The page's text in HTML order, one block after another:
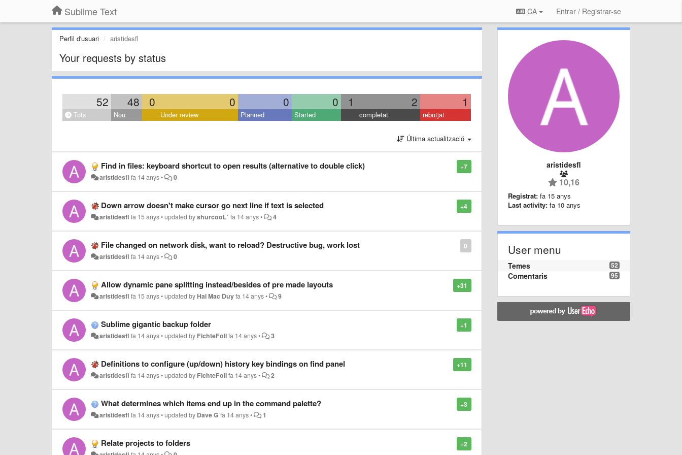
Sublime Text CA Entrar / Registrar-se
Perfil d'usuari aristidesfl
Your requests by status
52 48 0 0 0 0 1 2 1
Tots Nou Under review Planned Started completat rebutjat
Última actualització
+7
Find in files: keyboard shortcut to open results (alternative to double click)
aristidesfl fa 14 anys• 0
+4
Down arrow doesn't make cursor go next line if text is selected
aristidesfl fa 15 anys•updated byshurcooL` fa 14 anys• 4
0
File changed on network disk, want to reload? Destructive bug, work lost
aristidesfl fa 14 anys• 0
+31
Allow dynamic pane splitting instead/besides of pre made layouts
aristidesfl fa 15 anys•updated by Hai Mac Duyfa 14 anys• 9
+1
Sublime gigantic backup folder
aristidesfl fa 14 anys•updated by FichteFollfa 14 anys• 3
+11
Definitions to configure (up/down) history key bindings on find panel
aristidesfl fa 14 anys•updated by FichteFollfa 14 anys• 2
+3
What determines which items end up in the command palette?
aristidesfl fa 14 anys•updated by Dave G fa 14 anys• 1
+2
Relate projects to folders
aristidesfl
10,16
Registrat: fa 15 anys
Last activity: fa 10 anys
User menu
52
Temes
95
Comentaris